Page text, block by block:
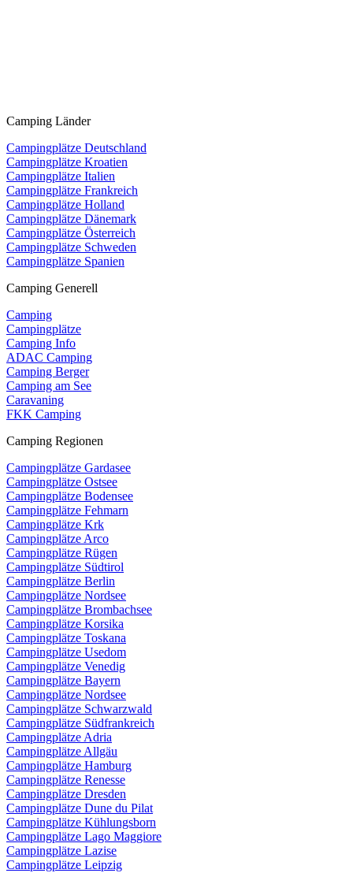
Camping Länder
Campingplätze Deutschland
Campingplätze Kroatien
Campingplätze Italien
Campingplätze Frankreich
Campingplätze Holland
Campingplätze Dänemark
Campingplätze Österreich
Campingplätze Schweden
Campingplätze Spanien
Camping Generell
Camping
Campingplätze
Camping Info
ADAC Camping
Camping Berger
Camping am See
Caravaning
FKK Camping
Camping Regionen
Campingplätze Gardasee
Campingplätze Ostsee
Campingplätze Bodensee
Campingplätze Fehmarn
Campingplätze Krk
Campingplätze Arco
Campingplätze Rügen
Campingplätze Südtirol
Campingplätze Berlin
Campingplätze Nordsee
Campingplätze Brombachsee
Campingplätze Korsika
Campingplätze Toskana
Campingplätze Usedom
Campingplätze Venedig
Campingplätze Bayern
Campingplätze Nordsee
Campingplätze Schwarzwald
Campingplätze Südfrankreich
Campingplätze Adria
Campingplätze Allgäu
Campingplätze Hamburg
Campingplätze Renesse
Campingplätze Dresden
Campingplätze Dune du Pilat
Campingplätze Kühlungsborn
Campingplätze Lago Maggiore
Campingplätze Lazise
Campingplätze Leipzig